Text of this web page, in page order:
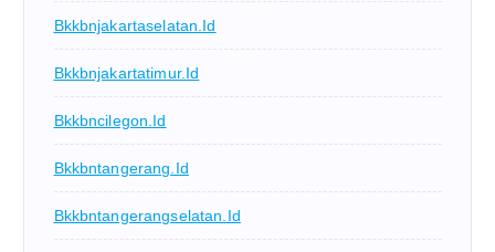
Bkkbnjakartaselatan.id
Bkkbnjakartatimur.id
Bkkbncilegon.id
Bkkbntangerang.id
Bkkbntangerangselatan.id